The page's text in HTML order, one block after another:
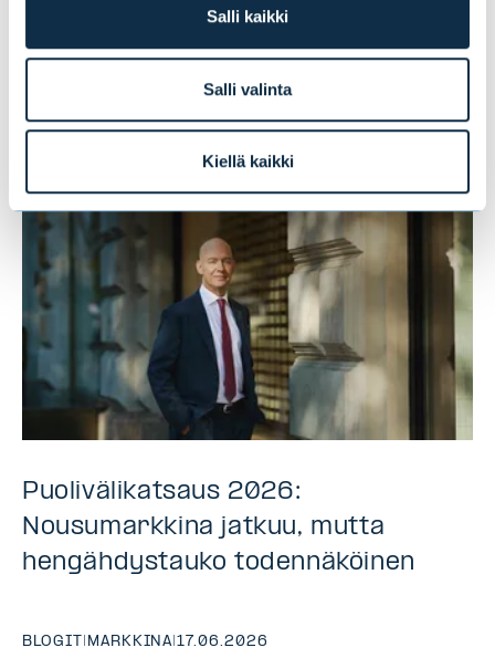
Salli kaikki
Salli valinta
Kiellä kaikki
Tämä saattaa myös
kiinnostaa sinua
Puolivälikatsaus 2026:
Nousumarkkina jatkuu, mutta
hengähdystauko todennäköinen
BLOGIT | MARKKINA|17.06.2026